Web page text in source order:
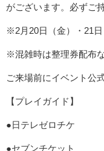
がございます。必ずご
※2月20日（金）・21日
※混雑時は整理券配布
ご来場前にイベント公
【プレイガイド】
●日テレゼロチケ
●セブンチケット